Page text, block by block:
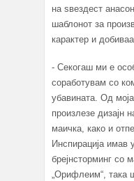
на ѕвездест
шаблонот за
карактер и
- Секогаш ми е
соработувам со
убавината. Од
произлезе дизајн
маичка, како и
Инспирација имав
брејнсторминг со
„Орифлеим“, така